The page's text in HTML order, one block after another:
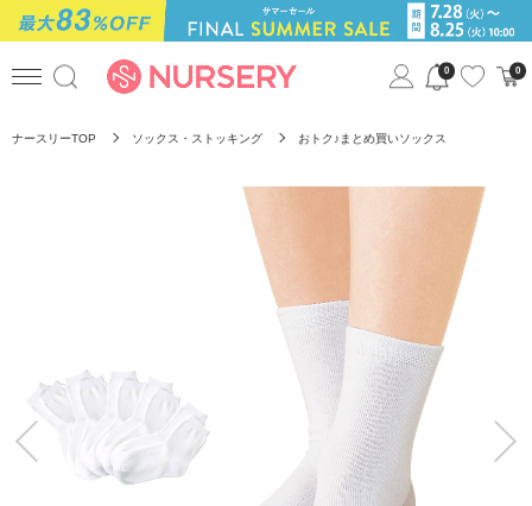
0 0
ナースリーTOP ソックス・ストッキング おトク♪まとめ買いソックス